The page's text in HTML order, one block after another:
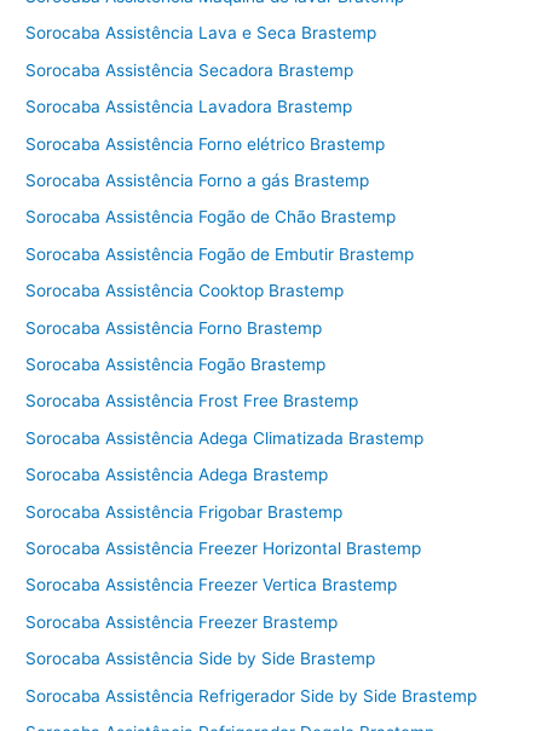
Sorocaba Assistência Lava e Seca Brastemp
Sorocaba Assistência Secadora Brastemp
Sorocaba Assistência Lavadora Brastemp
Sorocaba Assistência Forno elétrico Brastemp
Sorocaba Assistência Forno a gás Brastemp
Sorocaba Assistência Fogão de Chão Brastemp
Sorocaba Assistência Fogão de Embutir Brastemp
Sorocaba Assistência Cooktop Brastemp
Sorocaba Assistência Forno Brastemp
Sorocaba Assistência Fogão Brastemp
Sorocaba Assistência Frost Free Brastemp
Sorocaba Assistência Adega Climatizada Brastemp
Sorocaba Assistência Adega Brastemp
Sorocaba Assistência Frigobar Brastemp
Sorocaba Assistência Freezer Horizontal Brastemp
Sorocaba Assistência Freezer Vertica Brastemp
Sorocaba Assistência Freezer Brastemp
Sorocaba Assistência Side by Side Brastemp
Sorocaba Assistência Refrigerador Side by Side Brastemp